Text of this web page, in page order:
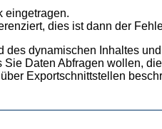
eingetragen.
dies ist dann der
des dynamischen Inhaltes
Sie Daten Abfragen wollen,
Exportschnittstellen